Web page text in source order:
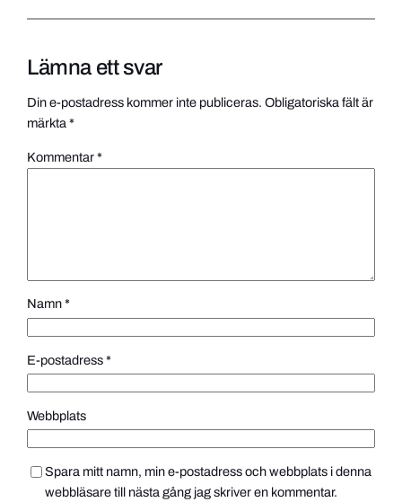
Lämna ett svar
Din e-postadress kommer inte publiceras. Obligatoriska fält är
märkta*
Kommentar*
Namn*
E-postadress*
Webbplats
Spara mitt namn, min e-postadress och webbplats i denna
webbläsare till nästa gång jag skriver en kommentar.